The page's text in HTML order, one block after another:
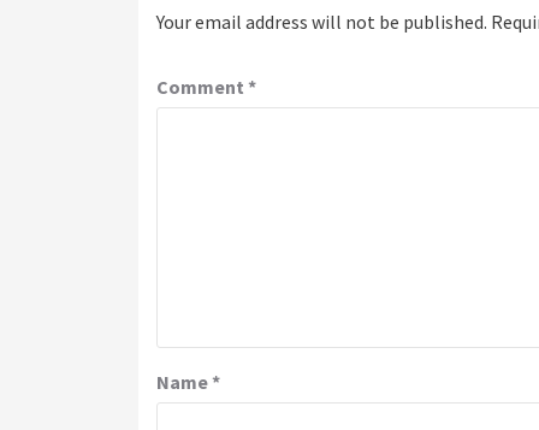
Your email address will not be published.
Comment *
Name*